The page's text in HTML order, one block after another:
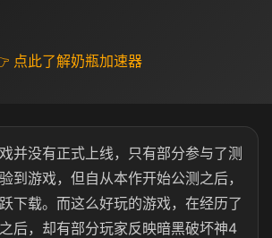
点此了解奶瓶加速器
并没有正式上线，只有部分参与了测
到游戏，但自从本作开始公测之后，
下载。而这么好玩的游戏，在经历了
后，却有部分玩家反映暗黑破坏神4